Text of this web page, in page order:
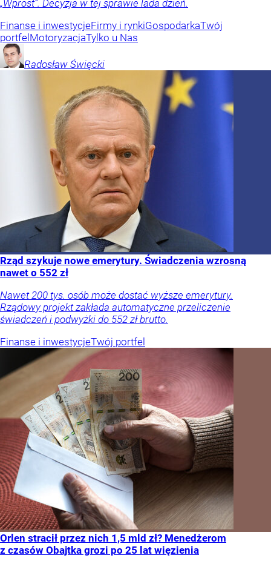
„Wprost”. Decyzja w tej sprawie lada dzień.
Finanse i inwestycjeFirmy i rynkiGospodarkaTwój
portfel MotoryzacjaTylko u Nas
Radosław Święcki
Rząd szykuje nowe emerytury. Świadczenia wzrosną
nawet o 552 zł
Nawet 200 tys. osób może dostać wyższe emerytury.
Rządowy projekt zakłada automatyczne przeliczenie
świadczeń i podwyżki do 552 zł brutto.
Finanse i inwestycjeTwój portfel
Orlen stracił przez nich 1,5 mld zł? Menedżerom
z czasów Obajtka grozi po 25 lat więzienia